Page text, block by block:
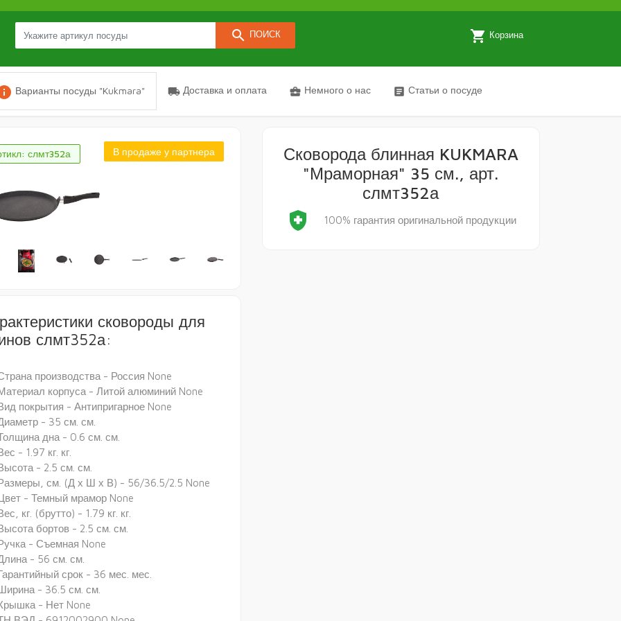
search ПОИСК local_grocery_store Корзина
Варианты посуды "Kukmara" local_shipping Доставка и оплата business_center Немного о нас article Статьи о посуде
слмт352а В продаже у партнера
Сковорода блинная KUKMARA
"Мраморная" 35 см., арт.
слмт352а
health_and_safety 100% гарантия оригинальной продукции
сковороды для
слмт352а:
производства - Россия None
корпуса - Литой алюминий None
покрытия - Антипригарное None
- 35 см. см.
дна - 0.6 см. см.
- 1.97 кг. кг.
- 2.5 см. см.
см. (Д х Ш х В) - 56/36.5/2.5 None
- Темный мрамор None
кг. (брутто) - 1.79 кг. кг.
бортов - 2.5 см. см.
- Съемная None
- 56 см. см.
срок - 36 мес. мес.
- 36.5 см. см.
- Нет None